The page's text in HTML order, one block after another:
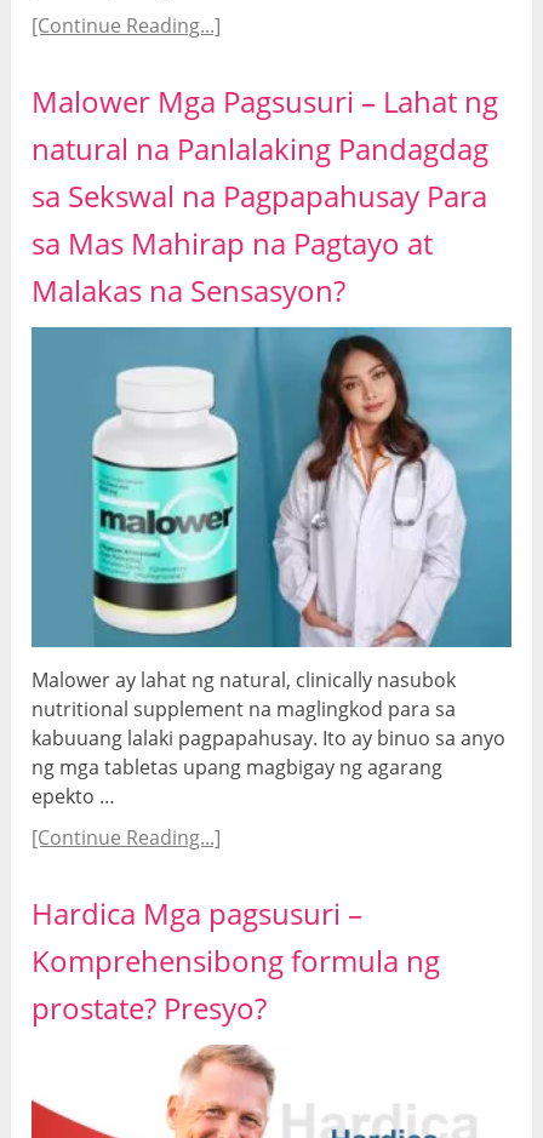
[Continue Reading...]
Malower Mga Pagsusuri – Lahat ng
natural na Panlalaking Pandagdag
sa Sekswal na Pagpapahusay Para
sa Mas Mahirap na Pagtayo at
Malakas na Sensasyon?
Malower ay lahat ng natural, clinically nasubok
nutritional supplement na maglingkod para sa
kabuuang lalaki pagpapahusay. Ito ay binuo sa anyo
ng mga tabletas upang magbigay ng agarang
epekto …
[Continue Reading...]
Hardica Mga pagsusuri –
Komprehensibong formula ng
prostate? Presyo?